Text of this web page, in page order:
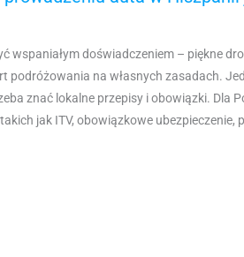
wspaniałym doświadczeniem – piękne
podróżowania na własnych zasadach.
znać lokalne przepisy i obowiązki. Dla
jak ITV, obowiązkowe ubezpieczenie,